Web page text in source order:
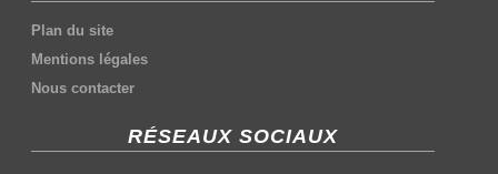
Plan du site
Mentions légales
Nous contacter
RÉSEAUX SOCIAUX